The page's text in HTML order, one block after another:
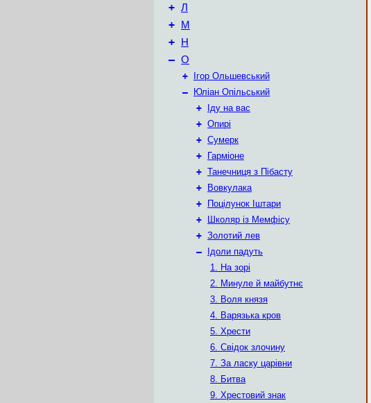
+ Л
+ М
+ Н
– О
+
Ігор Ольшевський
–
Юліан Опільський
+
Іду на вас
+ Опирі
+ Сумерк
+
Гарміоне
+ Танечниця з Пібасту
+
Вовкулака
+
Поцілунок Іштари
+
Школяр із Мемфісу
+ Золотий лев
–
Ідоли падуть
1. На зорі
2. Минуле й майбутнє
3. Воля князя
4. Варязька кров
5. Хрести
6. Свідок злочину
7. За ласку царівни
8. Битва
9. Хрестовий знак